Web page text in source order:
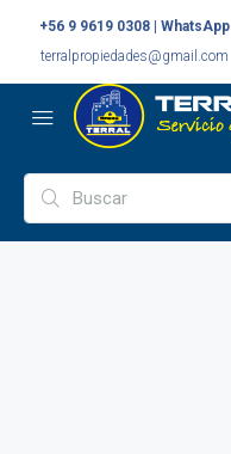
+56 9 9619 0308 | WhatsApp
terralpropiedades@gmail.com